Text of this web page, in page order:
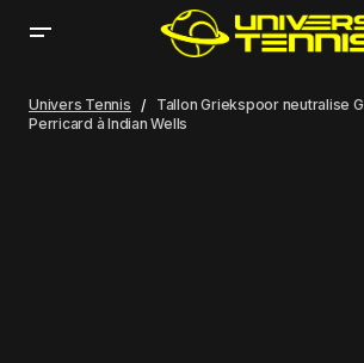
Univers Tennis
Tallon Griekspoor neutralise
Perricard à Indian Wells